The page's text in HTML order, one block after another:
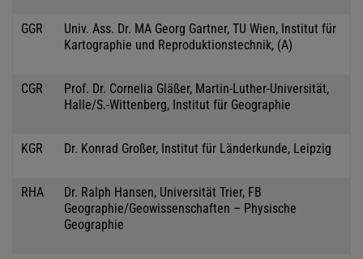
GGR
Univ. Ass. Dr. MA Georg Gartner, TU Wien, Institut für
Kartographie und Reproduktionstechnik, (A)
CGR
Prof. Dr. Cornelia Gläßer, Martin-Luther-Universität,
Halle/S.-Wittenberg, Institut für Geographie
KGR Dr. Konrad Großer, Institut für Länderkunde, Leipzig
RHA
Dr. Ralph Hansen, Universität Trier, FB
Geographie/Geowissenschaften – Physische
Geographie